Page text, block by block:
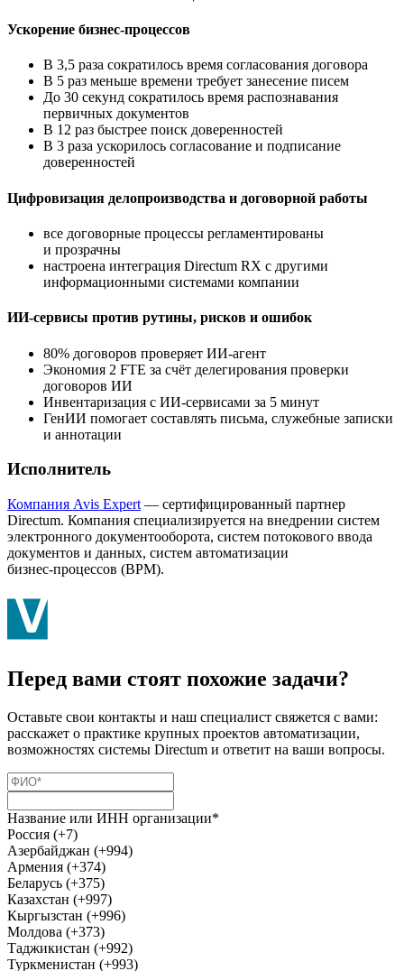
Ускорение бизнес-процессов
В 3,5 раза сократилось время согласования договора
В 5 раз меньше времени требует занесение писем
До 30 секунд сократилось время распознавания
первичных документов
В 12 раз быстрее поиск доверенностей
В 3 раза ускорилось согласование и подписание
доверенностей
Цифровизация делопроизводства и договорной работы
все договорные процессы регламентированы
и прозрачны
настроена интеграция Directum RX с другими
информационными системами компании
ИИ-сервисы против рутины, рисков и ошибок
80% договоров проверяет ИИ-агент
Экономия 2 FTE за счёт делегирования проверки
договоров ИИ
Инвентаризация с ИИ-сервисами за 5 минут
ГенИИ помогает составлять письма, служебные записки
и аннотации
Исполнитель
Компания Avis Expert — сертифицированный партнер
Directum. Компания специализируется на внедрении систем
электронного документооборота, систем потокового ввода
документов и данных, систем автоматизации
бизнес-процессов (BPM).
Перед вами стоят похожие задачи?
Оставьте свои контакты и наш специалист свяжется с вами:
расскажет о практике крупных проектов автоматизации,
возможностях системы Directum и ответит на ваши вопросы.
Название или ИНН организации*
Россия (+7)
Азербайджан (+994)
Армения (+374)
Беларусь (+375)
Казахстан (+997)
Кыргызстан (+996)
Молдова (+373)
Таджикистан (+992)
Туркменистан (+993)